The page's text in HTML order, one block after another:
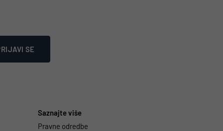
SE
Saznajte više
Pravne odredbe